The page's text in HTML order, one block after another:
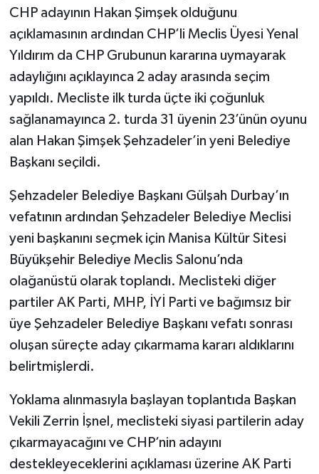
CHP adayının Hakan Şimşek olduğunu
açıklamasının ardından CHP’li Meclis Üyesi Yenal
Yıldırım da CHP Grubunun kararına uymayarak
adaylığını açıklayınca 2 aday arasında seçim
yapıldı. Mecliste ilk turda üçte iki çoğunluk
sağlanamayınca 2. turda 31 üyenin 23’ünün oyunu
alan Hakan Şimşek Şehzadeler’in yeni Belediye
Başkanı seçildi.
Şehzadeler Belediye Başkanı Gülşah Durbay’ın
vefatının ardından Şehzadeler Belediye Meclisi
yeni başkanını seçmek için Manisa Kültür Sitesi
Büyükşehir Belediye Meclis Salonu’nda
olağanüstü olarak toplandı. Meclisteki diğer
partiler AK Parti, MHP, İYİ Parti ve bağımsız bir
üye Şehzadeler Belediye Başkanı vefatı sonrası
oluşan süreçte aday çıkarmama kararı aldıklarını
belirtmişlerdi.
Yoklama alınmasıyla başlayan toplantıda Başkan
Vekili Zerrin İşnel, meclisteki siyasi partilerin aday
çıkarmayacağını ve CHP’nin adayını
destekleyeceklerini açıklaması üzerine AK Parti